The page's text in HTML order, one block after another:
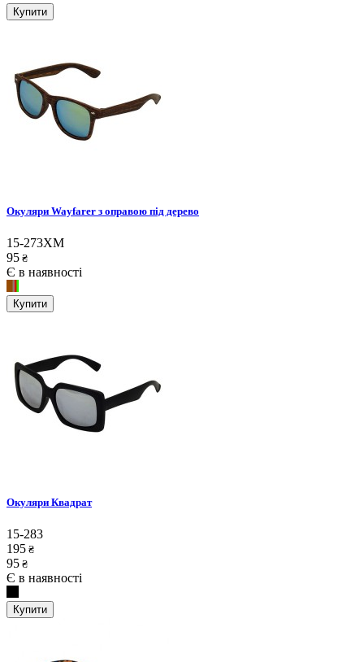
Купити
Окуляри Wayfarer з оправою під дерево
15-273XM
95 ₴
Є в наявності
Купити
Окуляри Квадрат
15-283
195 ₴
95 ₴
Є в наявності
Купити